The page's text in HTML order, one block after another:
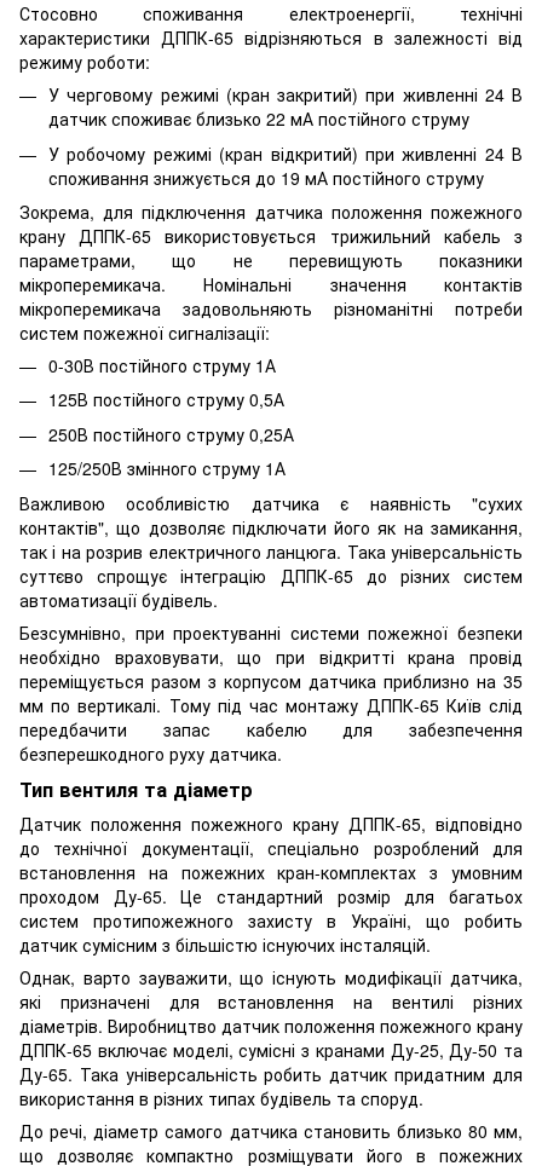
Стосовно споживання електроенергії, технічні
характеристики ДППК-65 відрізняються в залежності від
режиму роботи:
У черговому режимі (кран закритий) при живленні 24 В
датчик споживає близько 22 мА постійного струму
У робочому режимі (кран відкритий) при живленні 24 В
споживання знижується до 19 мА постійного струму
Зокрема, для підключення датчика положення пожежного
крану ДППК-65 використовується трижильний кабель з
параметрами, що не перевищують показники
мікроперемикача. Номінальні значення контактів
мікроперемикача задовольняють різноманітні потреби
систем пожежної сигналізації:
0-30В постійного струму 1А
125В постійного струму 0,5А
250В постійного струму 0,25А
125/250В змінного струму 1А
Важливою особливістю датчика є наявність "сухих
контактів", що дозволяє підключати його як на замикання,
так і на розрив електричного ланцюга. Така універсальність
суттєво спрощує інтеграцію ДППК-65 до різних систем
автоматизації будівель.
Безсумнівно, при проектуванні системи пожежної безпеки
необхідно враховувати, що при відкритті крана провід
переміщується разом з корпусом датчика приблизно на 35
мм по вертикалі. Тому під час монтажу ДППК-65 Київ слід
передбачити запас кабелю для забезпечення
безперешкодного руху датчика.
Тип вентиля та діаметр
Датчик положення пожежного крану ДППК-65, відповідно
до технічної документації, спеціально розроблений для
встановлення на пожежних кран-комплектах з умовним
проходом Ду-65. Це стандартний розмір для багатьох
систем протипожежного захисту в Україні, що робить
датчик сумісним з більшістю існуючих інсталяцій.
Однак, варто зауважити, що існують модифікації датчика,
які призначені для встановлення на вентилі різних
діаметрів. Виробництво датчик положення пожежного крану
ДППК-65 включає моделі, сумісні з кранами Ду-25, Ду-50 та
Ду-65. Така універсальність робить датчик придатним для
використання в різних типах будівель та споруд.
До речі, діаметр самого датчика становить близько 80 мм,
що дозволяє компактно розміщувати його в пожежних